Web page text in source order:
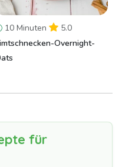
10 Minuten
5.0
Overnight-
für